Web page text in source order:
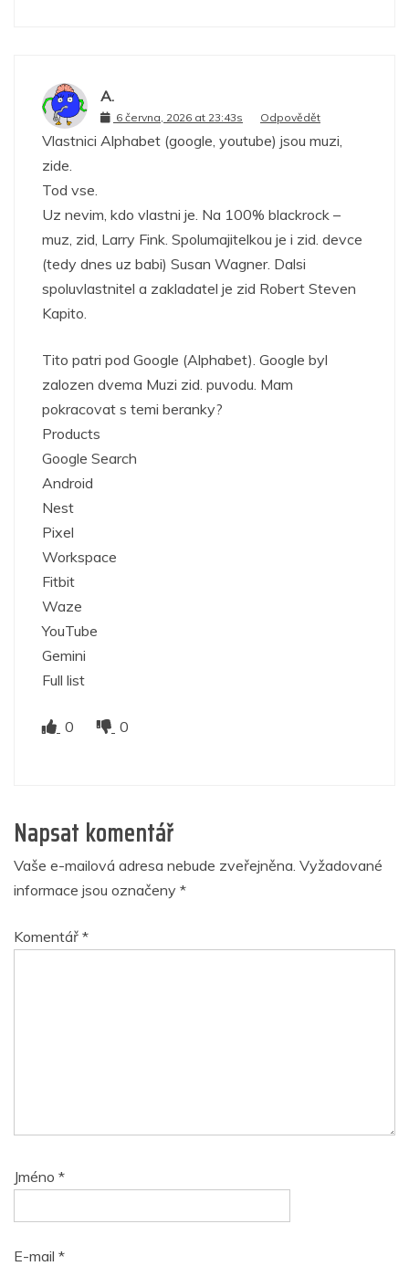
A.
6 června, 2026 at 23:43s Odpovědět
Vlastnici Alphabet (google, youtube) jsou muzi,
zide.
Tod vse.
Uz nevim, kdo vlastni je. Na 100% blackrock –
muz, zid, Larry Fink. Spolumajitelkou je i zid. devce
(tedy dnes uz babi) Susan Wagner. Dalsi
spoluvlastnitel a zakladatel je zid Robert Steven
Kapito.
Tito patri pod Google (Alphabet). Google byl
zalozen dvema Muzi zid. puvodu. Mam
pokracovat s temi beranky?
Products
Google Search
Android
Nest
Pixel
Workspace
Fitbit
Waze
YouTube
Gemini
Full list
0 0
Napsat komentář
Vaše e-mailová adresa nebude zveřejněna. Vyžadované
informace jsou označeny *
Komentář *
Jméno *
E-mail *